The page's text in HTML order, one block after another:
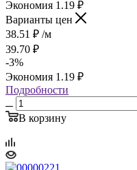
Экономия 1.19 ₽
Варианты цен
38.51 ₽ /м
39.70 ₽
-3%
Экономия 1.19 ₽
Подробности
В корзину